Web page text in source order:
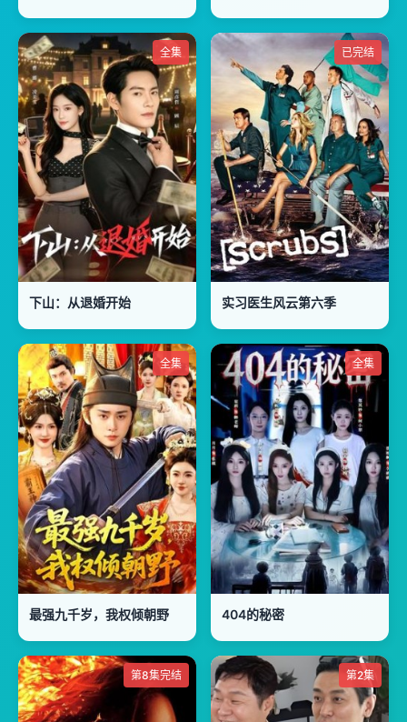
全集
下山：从退婚开始
已完结
实习医生风云第六季
全集
最强九千岁，我权倾朝野
全集
404的秘密
第8集完结 第2集